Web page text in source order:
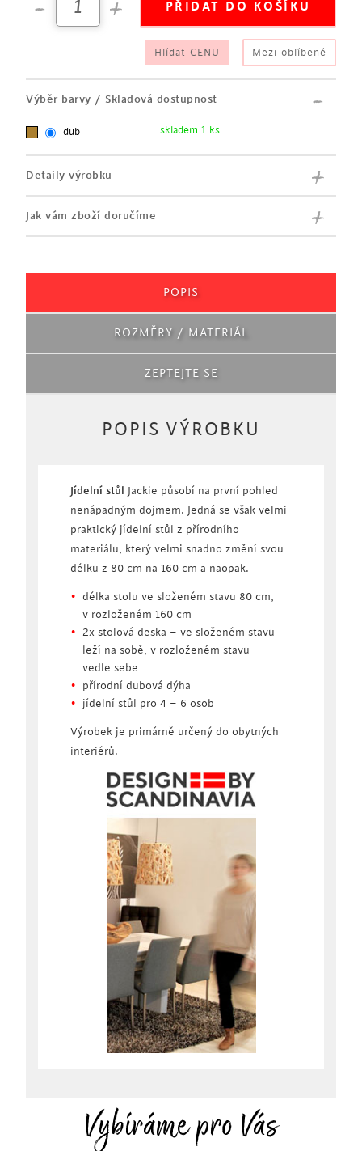
Hlídat CENU Mezi oblíbené
Výběr barvy / Skladová dostupnost
dub skladem 1 ks
Detaily výrobku
Jak vám zboží doručíme
POPIS
ROZMĚRY / MATERIÁL
ZEPTEJTE SE
POPIS VÝROBKU
Jídelní stůl Jackie působí na první pohled
nenápadným dojmem. Jedná se však velmi
praktický jídelní stůl z přírodního
materiálu, který velmi snadno změní svou
délku z 80 cm na 160 cm a naopak.
délka stolu ve složeném stavu 80 cm,
v rozloženém 160 cm
2x stolová deska – ve složeném stavu
leží na sobě, v rozloženém stavu
vedle sebe
přírodní dubová dýha
jídelní stůl pro 4 – 6 osob
Výrobek je primárně určený do obytných
interiérů.
Vybíráme pro Vás